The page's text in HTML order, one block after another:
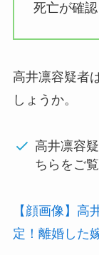
死亡が確認
高井凛容疑者
しょうか。
高井凛容
ちらをご
【顔画像】高
定！離婚した